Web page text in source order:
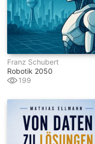
Franz Schubert
Robotik 2050
199